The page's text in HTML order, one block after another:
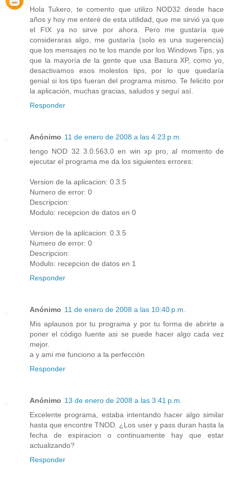
Hola Tukero, te comento que utilizo NOD32 desde hace
años y hoy me enteré de esta utilidad, que me sirvió ya que
el FIX ya no sirve por ahora. Pero me gustaría que
consideraras algo, me gustaría (solo es una sugerencia)
que los mensajes no te los mande por los Windows Tips, ya
que la mayoría de la gente que usa Basura XP, como yo,
desactivamos esos molestos tips, por lo que quedaría
genial si los tips fueran del programa mismo. Te felicito por
la aplicación, muchas gracias, saludos y seguí así.
Responder
Anónimo 11 de enero de 2008 a las 4:23 p.m.
tengo NOD 32 3.0.563.0 en win xp pro, al momento de
ejecutar el programa me da los siguientes errores:
Version de la aplicacion: 0.3.5
Numero de error: 0
Descripcion:
Modulo: recepcion de datos en 0
Version de la aplicacion: 0.3.5
Numero de error: 0
Descripcion:
Modulo: recepcion de datos en 1
Responder
Anónimo 11 de enero de 2008 a las 10:40 p.m.
Mis aplausos por tu programa y por tu forma de abrirte a
poner el código fuente asi se puede hacer algo cada vez
mejor.
a y ami me funciono a la perfección
Responder
Anónimo 13 de enero de 2008 a las 3:41 p.m.
Excelente programa, estaba intentando hacer algo similar
hasta que encontre TNOD. ¿Los user y pass duran hasta la
fecha de expiracion o continuamente hay que estar
actualizando?
Responder